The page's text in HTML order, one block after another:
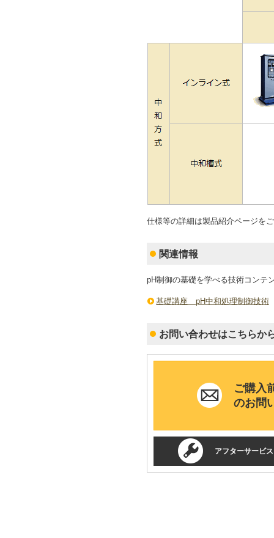
仕様等の詳細は製品紹介ページを
関連情報
pH制御の基礎を学べる技術コンテ
基礎講座 pH中和処理制御技術
お問い合わせはこちらか
ご購入
のお問
アフターサービ